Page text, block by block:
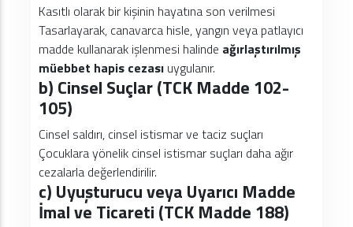
Kasıtlı olarak bir kişinin hayatına son verilmesi
Tasarlayarak, canavarca hisle, yangın veya patlayıcı
madde kullanarak işlenmesi halinde ağırlaştırılmış
müebbet hapis cezası uygulanır.
b) Cinsel Suçlar (TCK Madde 102-
105)
Cinsel saldırı, cinsel istismar ve taciz suçları
Çocuklara yönelik cinsel istismar suçları daha ağır
cezalarla değerlendirilir.
c) Uyuşturucu veya Uyarıcı Madde
İmal ve Ticareti (TCK Madde 188)